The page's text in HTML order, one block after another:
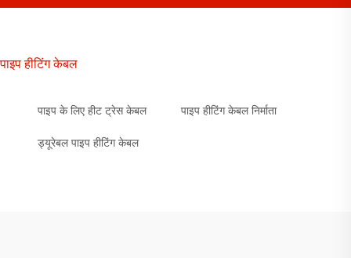
पाइप हीटिंग केबल
पाइप के लिए हीट ट्रेस केबल पाइप हीटिंग केबल निर्माता
ड्यूरेबल पाइप हीटिंग केबल